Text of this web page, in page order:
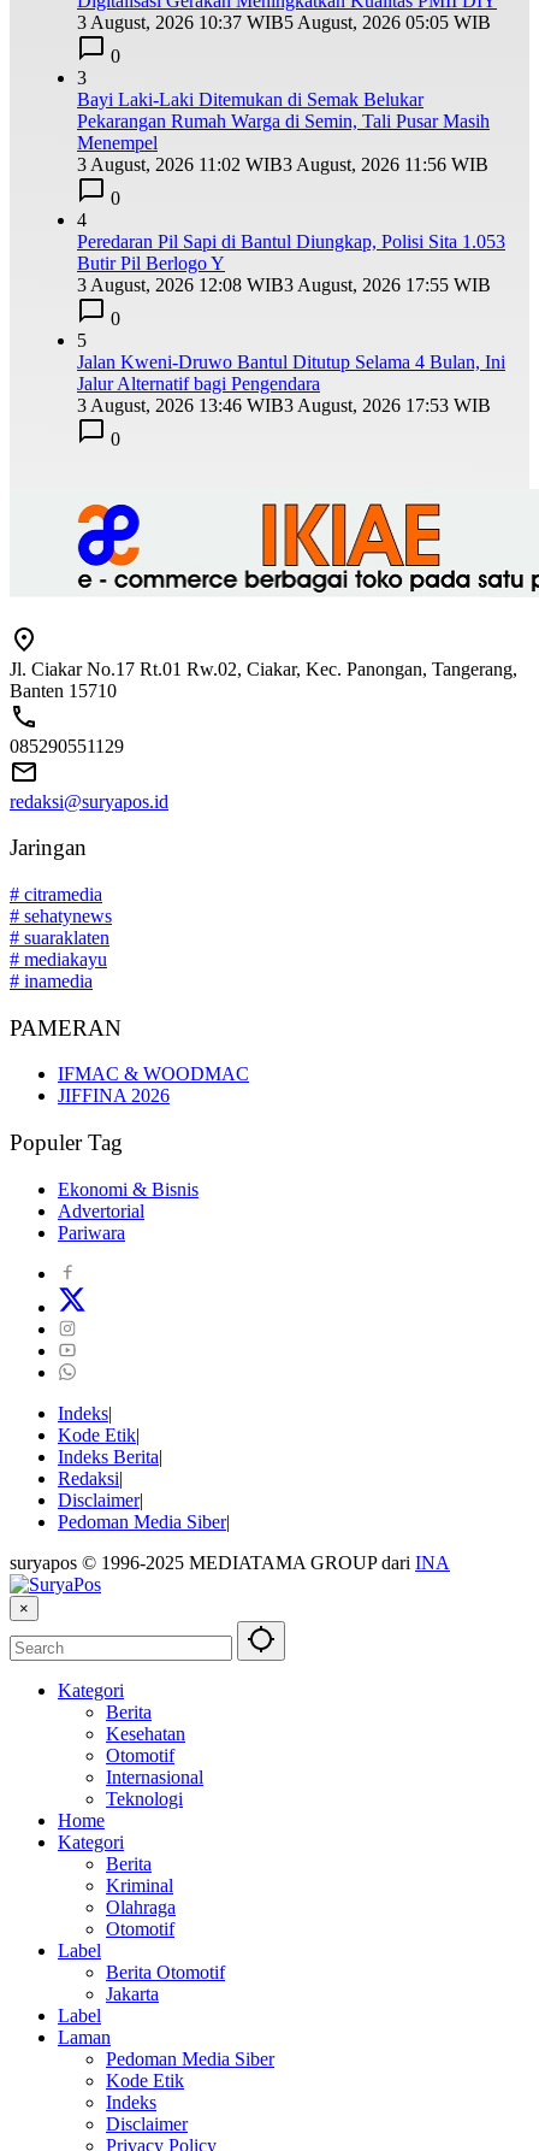
3 August, 2026 10:37 WIB5 August, 2026 05:05 WIB
0
3
Bayi Laki-Laki Ditemukan di Semak Belukar
Pekarangan Rumah Warga di Semin, Tali Pusar Masih
Menempel
3 August, 2026 11:02 WIB3 August, 2026 11:56 WIB
0
4
Peredaran Pil Sapi di Bantul Diungkap, Polisi Sita 1.053
Butir Pil Berlogo Y
3 August, 2026 12:08 WIB3 August, 2026 17:55 WIB
0
5
Jalan Kweni-Druwo Bantul Ditutup Selama 4 Bulan, Ini
Jalur Alternatif bagi Pengendara
3 August, 2026 13:46 WIB3 August, 2026 17:53 WIB
0
Jl. Ciakar No.17 Rt.01 Rw.02, Ciakar, Kec. Panongan, Tangerang,
Banten 15710
085290551129
redaksi@suryapos.id
Jaringan
# citramedia
# sehatynews
# suaraklaten
# mediakayu
# inamedia
PAMERAN
IFMAC & WOODMAC
JIFFINA 2026
Populer Tag
Ekonomi & Bisnis
Advertorial
Pariwara
Indeks
Kode Etik
Indeks Berita
Redaksi
Disclaimer
Pedoman Media Siber
suryapos © 1996-2025 MEDIATAMA GROUP dari INA
×
Kategori
Berita
Kesehatan
Otomotif
Internasional
Teknologi
Home
Kategori
Berita
Kriminal
Olahraga
Otomotif
Label
Berita Otomotif
Jakarta
Label
Laman
Pedoman Media Siber
Kode Etik
Indeks
Disclaimer
Privacy Policy